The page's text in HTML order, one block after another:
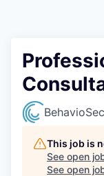
BehavioSec
This job is
See open
See open